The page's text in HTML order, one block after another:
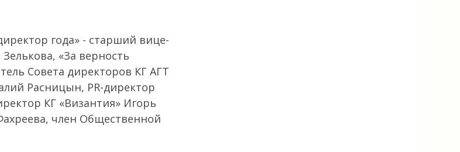
года» - старший вице-
«За верность
Совета директоров КГ АГТ
Расницын, PR-директор
КГ «Византия» Игорь
член Общественной